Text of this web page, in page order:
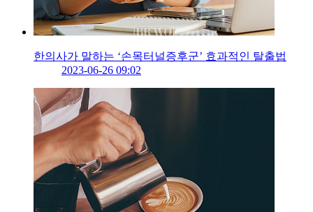
한의사가 말하는 ‘손목터널증후군’ 효과적인 탈출법
2023-06-26 09:02